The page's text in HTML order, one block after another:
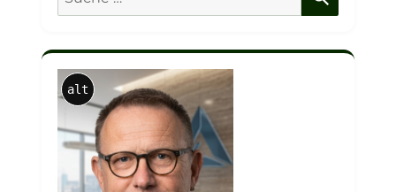
nach:
alt